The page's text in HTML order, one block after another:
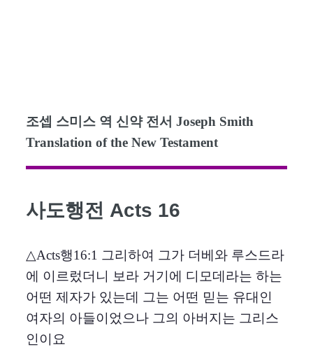
조셉 스미스 역 신약 전서 Joseph Smith
Translation of the New Testament
사도행전 Acts 16
△Acts행16:1 그리하여 그가 더베와 루스드라
에 이르렀더니 보라 거기에 디모데라는 하는
어떤 제자가 있는데 그는 어떤 믿는 유대인
여자의 아들이었으나 그의 아버지는 그리스
인이요